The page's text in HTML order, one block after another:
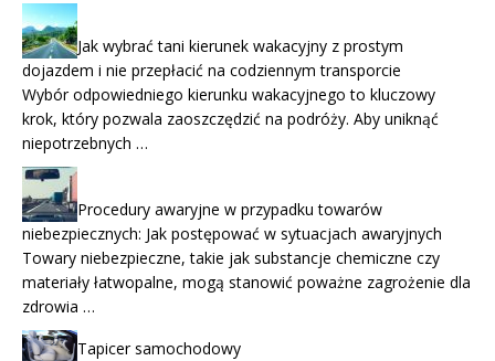
Jak wybrać tani kierunek wakacyjny z prostym
dojazdem i nie przepłacić na codziennym transporcie
Wybór odpowiedniego kierunku wakacyjnego to kluczowy
krok, który pozwala zaoszczędzić na podróży. Aby uniknąć
niepotrzebnych …
Procedury awaryjne w przypadku towarów
niebezpiecznych: Jak postępować w sytuacjach awaryjnych
Towary niebezpieczne, takie jak substancje chemiczne czy
materiały łatwopalne, mogą stanowić poważne zagrożenie dla
zdrowia …
Tapicer samochodowy